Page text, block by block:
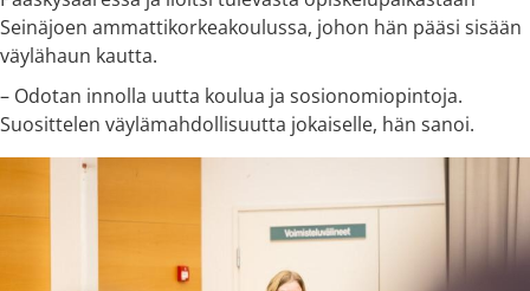
Seinäjoen ammattikorkeakoulussa, johon hän pääsi sisään
väylähaun kautta.
– Odotan innolla uutta koulua ja sosionomiopintoja.
Suosittelen väylämahdollisuutta jokaiselle, hän sanoi.